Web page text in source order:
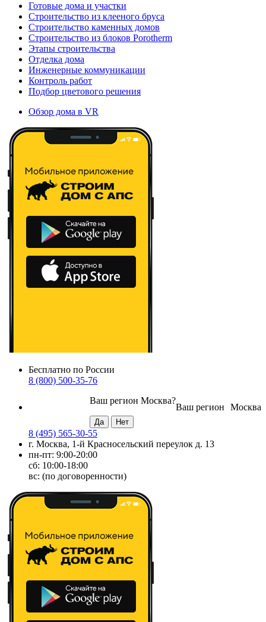
Готовые дома и участки
Строительство из клееного бруса
Строительство каменных домов
Строительство из блоков Porotherm
Этапы строительства
Отделка дома
Инженерные коммуникации
Контроль работ
Подбор цветового решения
Обзор дома в VR
Бесплатно по России
8 (800) 500-35-76
Москва
Ваш регион
Ваш регион Москва?
8 (495) 565-30-55
г. Москва, 1-й Красносельский переулок д. 13
пн-пт: 9:00-20:00
сб: 10:00-18:00
вс: (по договоренности)